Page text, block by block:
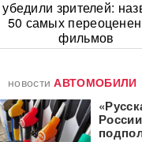
убедили зрителей:
50 самых
фильмов
новостиАВТОМОБИЛИ